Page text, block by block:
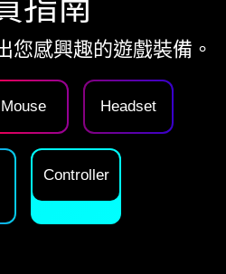
您感興趣的遊戲裝備。
Mouse Headset
Controller